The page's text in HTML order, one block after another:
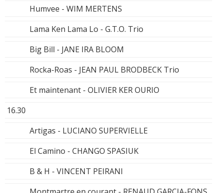
Humvee - WIM MERTENS
Lama Ken Lama Lo - G.T.O. Trio
Big Bill - JANE IRA BLOOM
Rocka-Roas - JEAN PAUL BRODBECK Trio
Et maintenant - OLIVIER KER OURIO
16.30
Artigas - LUCIANO SUPERVIELLE
El Camino - CHANGO SPASIUK
B & H - VINCENT PEIRANI